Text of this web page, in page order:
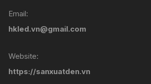
Email:
hkled.vn@gmail.com
Website:
https://sanxuatden.vn